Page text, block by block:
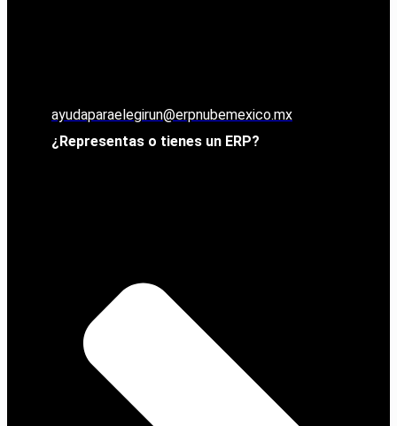
ayudaparaelegirun@erpnubemexico.mx
¿Representas o tienes un ERP?